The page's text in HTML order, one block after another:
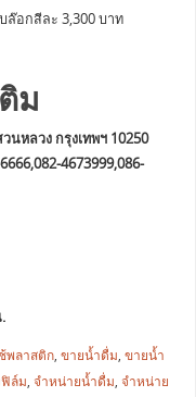
ล๊อกสีละ 3,300 บาท
ม
หลวง กรุงเทพฯ 10250
4673999,086-
พลาสติก, ขายน้ำดื่ม, ขายน้ำ
ล์ม, จำหน่ายน้ำดื่ม, จำหน่าย